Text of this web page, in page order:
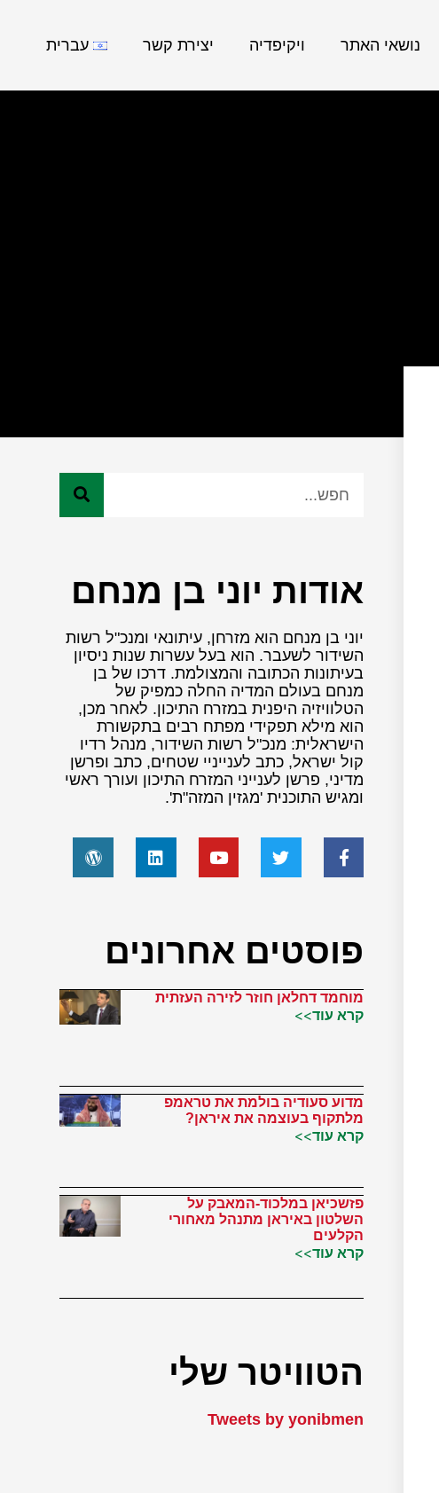
נושאי האתר ויקיפדיה יצירת קשר עברית
אודות יוני בן מנחם
יוני בן מנחם הוא מזרחן, עיתונאי ומנכ"ל רשות
השידור לשעבר. הוא בעל עשרות שנות ניסיון
בעיתונות הכתובה והמצולמת. דרכו של בן
מנחם בעולם המדיה החלה כמפיק של
הטלוויזיה היפנית במזרח התיכון. לאחר מכן,
הוא מילא תפקידי מפתח רבים בתקשורת
הישראלית: מנכ"ל רשות השידור, מנהל רדיו
קול ישראל, כתב לענייניי שטחים, כתב ופרשן
מדיני, פרשן לענייני המזרח התיכון ועורך ראשי
ומגיש התוכנית 'מגזין המזה"ת'.
פוסטים אחרונים
מוחמד דחלאן חוזר לזירה העזתית
קרא עוד>>
מדוע סעודיה בולמת את טראמפ
מלתקוף בעוצמה את איראן?
קרא עוד>>
פזשכיאן במלכוד-המאבק על
השלטון באיראן מתנהל מאחורי
הקלעים
קרא עוד>>
הטוויטר שלי
Tweets by yonibmen